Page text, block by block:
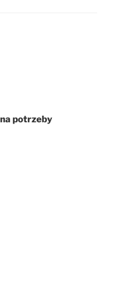
potrzeby